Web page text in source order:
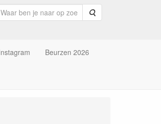
Zoeken
Beurzen 2026